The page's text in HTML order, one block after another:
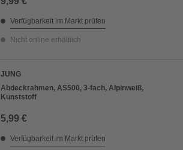
Verfügbarkeit im Markt prüfen
Nicht online erhältlich
JUNG
Abdeckrahmen, AS500, 3-fach, Alpinweiß,
Kunststoff
5,99 €
Verfügbarkeit im Markt prüfen